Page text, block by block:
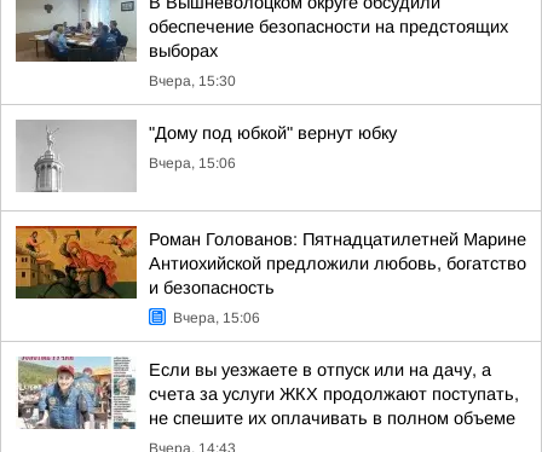
обеспечение безопасности на предстоящих
выборах
Вчера, 15:30
"Дому под юбкой" вернут юбку
Вчера, 15:06
Роман Голованов: Пятнадцатилетней Марине
Антиохийской предложили любовь, богатство
и безопасность
Вчера, 15:06
Если вы уезжаете в отпуск или на дачу, а
счета за услуги ЖКХ продолжают поступать,
не спешите их оплачивать в полном объеме
Вчера, 14:43